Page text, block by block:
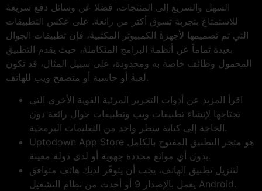
السهل والسريع إلى المنتجات، فضلا عن وسائل دفع سريعة
للاستمتاع بتجربة تسوق أكثر من رائعة. على عكس التطبيقات
التي تم تصميمها لأجهزة الكمبيوتر المكتبية، فإن تطبيقات الجوال
بعيدة تماماً عن أنظمة البرامج المتكاملة، حيث يقدم التطبيق
المحمول وظائف خاصة به ومحدودة، على سبيل المثال، قد تكون
لعبة أو حاسبة أو متصفح ويب للهاتف.
اقرأ المزيد عن أدوات التحرير المرئية القوية الأخرى التي
تحتاجها لإنشاء تطبيقات ويب وتطبيقات جوال رائعة دون
الحاجة إلى كتابة سطر واحد من التعليمات البرمجية.
Uptodown App Store هو متجر التطبيق المفتوح بالكامل
بدون أي موانع محددة جهوية أو لدى دولة معينة.
لتنزيل تطبيق الهاتف، يجب أن يتوفّر لديك هاتف متوافق
يعمل بالإصدار 9 أو أحدث من نظام التشغيل Android.